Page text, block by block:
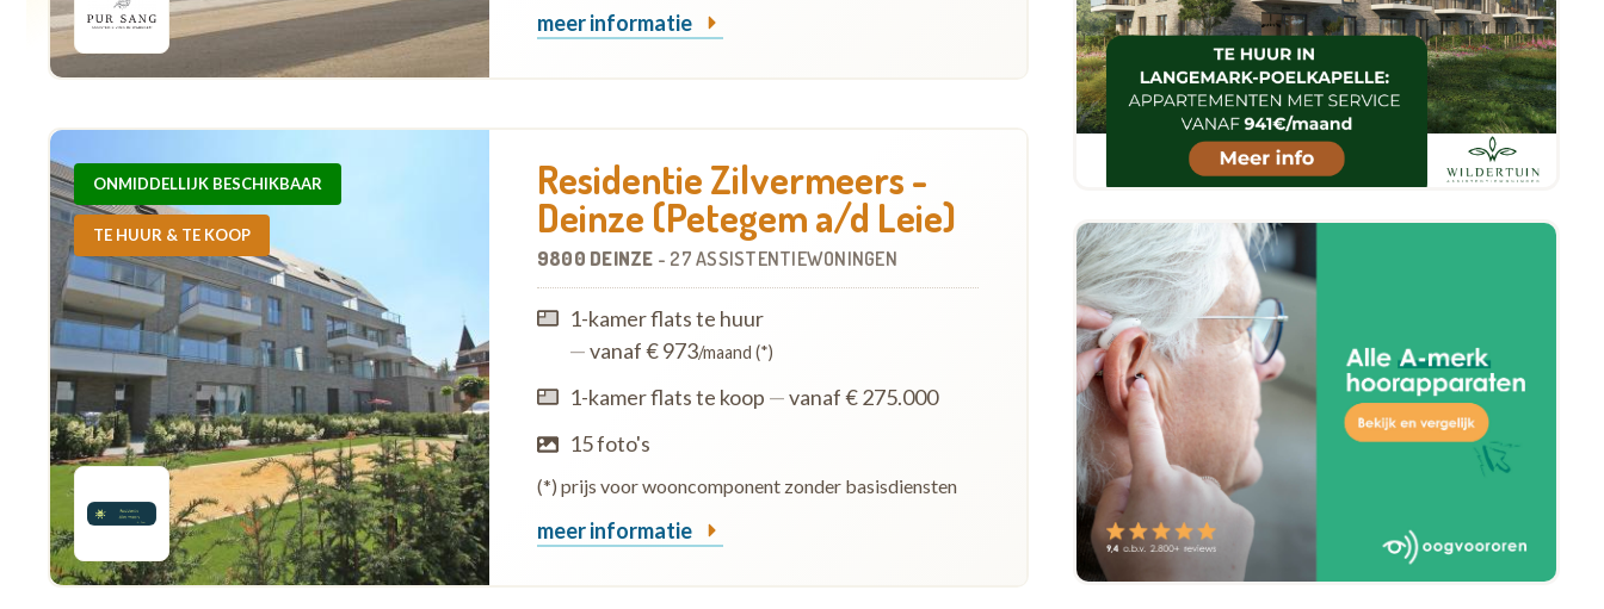
meer informatie
ONMIDDELLIJK BESCHIKBAAR
TE HUUR & TE KOOP
Residentie Zilvermeers -
Deinze (Petegem a/d Leie)
9800 DEINZE - 27 ASSISTENTIEWONINGEN
1-kamer flats te huur
—vanaf € 973/maand (*)
1-kamer flats te koop —vanaf € 275.000
15 foto's
(*) prijs voor wooncomponent zonder basisdiensten
meer informatie